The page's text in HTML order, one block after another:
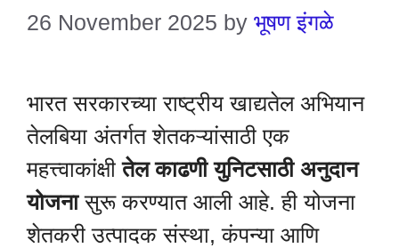
26 November 2025 by भूषण इंगळे
भारत सरकारच्या राष्ट्रीय खाद्यतेल अभियान
तेलबिया अंतर्गत शेतकऱ्यांसाठी एक
महत्त्वाकांक्षीतेल काढणी युनिटसाठी अनुदान
योजनासुरू करण्यात आली आहे. ही योजना
शेतकरी उत्पादक संस्था, कंपन्या आणि